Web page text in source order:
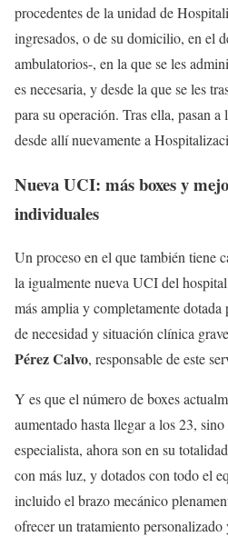
procedentes de la unidad de
ingresados, o de su domicilio, en el
ambulatorios-, en la que se les
es necesaria, y desde la que se les
para su operación. Tras ella, pasan
desde allí nuevamente a
Nueva UCI: más boxes y
individuales
Un proceso en el que también tiene
la igualmente nueva UCI del
más amplia y completamente
de necesidad y situación clínica
Pérez Calvo, responsable de este
Y es que el número de boxes
aumentado hasta llegar a los 23,
especialista, ahora son en su
con más luz, y dotados con todo el
incluido el brazo mecánico
ofrecer un tratamiento